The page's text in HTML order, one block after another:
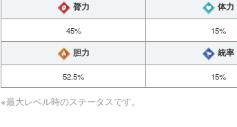
膂力 体力
45% 15%
胆力 統率
52.5% 15%
※最大レベル時のステータスです。